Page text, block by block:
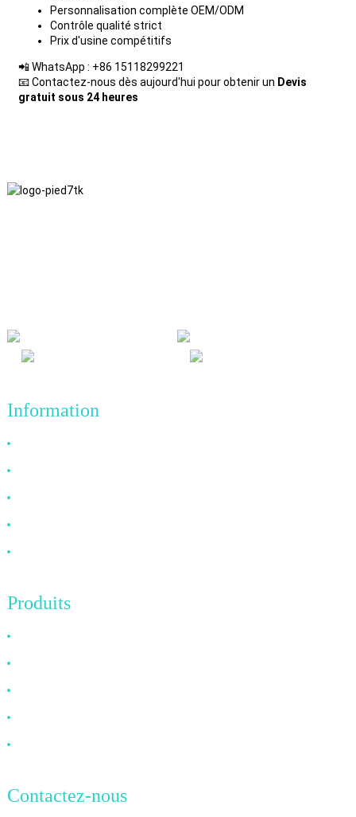
Personnalisation complète OEM/ODM
Contrôle qualité strict
Prix ​​d'usine compétitifs
📲 WhatsApp : +86 15118299221
📧 Contactez-nous dès aujourd'hui pour obtenir un Devis
gratuit sous 24 heures
Information
Produits
Contactez-nous